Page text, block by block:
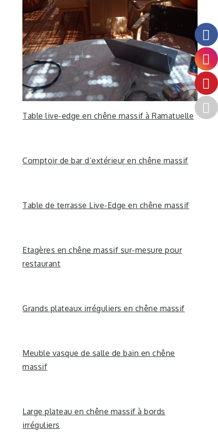
Table live-edge en chêne massif à Ramatuelle
Comptoir de bar d’extérieur en chêne massif
Table de terrasse Live-Edge en chêne massif
Etagères en chêne massif sur-mesure pour
restaurant
Grands plateaux irréguliers en chêne massif
Meuble vasque de salle de bain en chêne
massif
Large plateau en chêne massif à bords
irréguliers